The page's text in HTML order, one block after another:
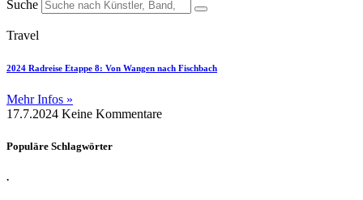
Suche
Travel
2024 Radreise Etappe 8: Von Wangen nach Fischbach
Mehr Infos »
17.7.2024 Keine Kommentare
Populäre Schlagwörter
.